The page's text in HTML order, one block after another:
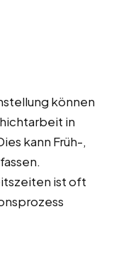
können
in
kann Früh-,
ist oft